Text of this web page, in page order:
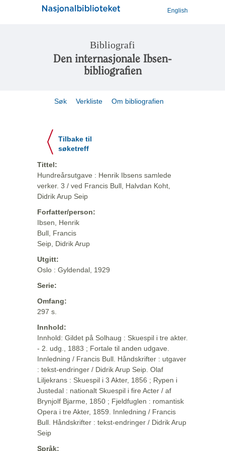
English
Bibliografi
Den internasjonale Ibsen-
bibliografien
Søk Verkliste Om bibliografien
Tilbake til
søketreff
Tittel:
Hundreårsutgave : Henrik Ibsens samlede
verker. 3 / ved Francis Bull, Halvdan Koht,
Didrik Arup Seip
Forfatter/person:
Ibsen, Henrik
Bull, Francis
Seip, Didrik Arup
Utgitt:
Oslo : Gyldendal, 1929
Serie:
Omfang:
297 s.
Innhold:
Innhold: Gildet på Solhaug : Skuespil i tre akter.
- 2. udg., 1883 ; Fortale til anden udgave.
Innledning / Francis Bull. Håndskrifter : utgaver
: tekst-endringer / Didrik Arup Seip. Olaf
Liljekrans : Skuespil i 3 Akter, 1856 ; Rypen i
Justedal : nationalt Skuespil i fire Acter / af
Brynjolf Bjarme, 1850 ; Fjeldfuglen : romantisk
Opera i tre Akter, 1859. Innledning / Francis
Bull. Håndskrifter : tekst-endringer / Didrik Arup
Seip
Språk: